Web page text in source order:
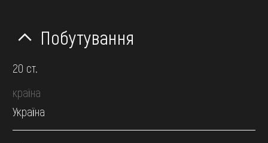
Побутування
20 ст.
країна
Україна